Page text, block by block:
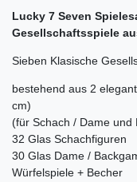
Lucky 7 Seven
Gesellschaftsspiele
Sieben Klasische
bestehend aus 2
cm)
(für Schach / Dame und
32 Glas Schachfiguren
30 Glas Dame /
Würfelspiele + Becher